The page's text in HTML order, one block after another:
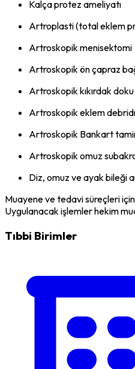
Kalça protez ameliyatı
Artroplasti (total eklem
Artroskopik menisektomi
Artroskopik ön çapraz
Artroskopik kıkırdak
Artroskopik eklem
Artroskopik Bankart tamiri
Artroskopik omuz
Diz, omuz ve ayak bileği
Muayene ve tedavi süreçleri
Uygulanacak işlemler hekim
Tıbbi Birimler